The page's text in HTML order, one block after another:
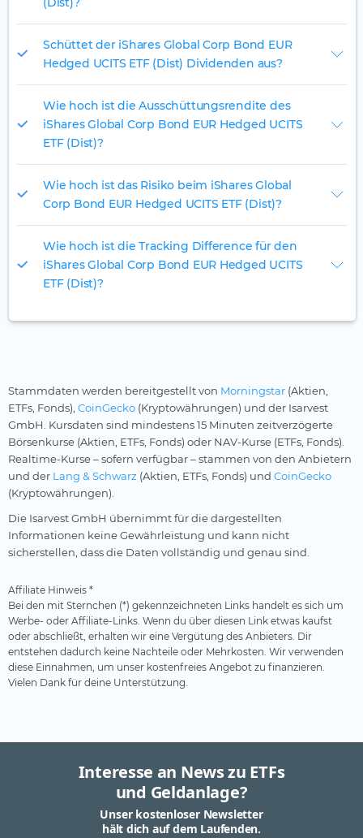
Schüttet der iShares Global Corp Bond EUR
Hedged UCITS ETF (Dist) Dividenden aus?
Wie hoch ist die Ausschüttungsrendite des
iShares Global Corp Bond EUR Hedged UCITS
ETF (Dist)?
Wie hoch ist das Risiko beim iShares Global
Corp Bond EUR Hedged UCITS ETF (Dist)?
Wie hoch ist die Tracking Difference für den
iShares Global Corp Bond EUR Hedged UCITS
ETF (Dist)?
Stammdaten werden bereitgestellt von Morningstar (Aktien,
ETFs, Fonds), CoinGecko (Kryptowährungen) und der Isarvest
GmbH. Kursdaten sind mindestens 15 Minuten zeitverzögerte
Börsenkurse (Aktien, ETFs, Fonds) oder NAV-Kurse (ETFs, Fonds).
Realtime-Kurse – sofern verfügbar – stammen von den Anbietern
und der Lang & Schwarz (Aktien, ETFs, Fonds) und CoinGecko
(Kryptowährungen).
Die Isarvest GmbH übernimmt für die dargestellten
Informationen keine Gewährleistung und kann nicht
sicherstellen, dass die Daten vollständig und genau sind.
Affiliate Hinweis *
Bei den mit Sternchen (*) gekennzeichneten Links handelt es sich um
Werbe- oder Affiliate-Links. Wenn du über diesen Link etwas kaufst
oder abschließt, erhalten wir eine Vergütung des Anbieters. Dir
entstehen dadurch keine Nachteile oder Mehrkosten. Wir verwenden
diese Einnahmen, um unser kostenfreies Angebot zu finanzieren.
Vielen Dank für deine Unterstützung.
Interesse an News zu ETFs
und Geldanlage?
Unser kostenloser Newsletter
hält dich auf dem Laufenden.